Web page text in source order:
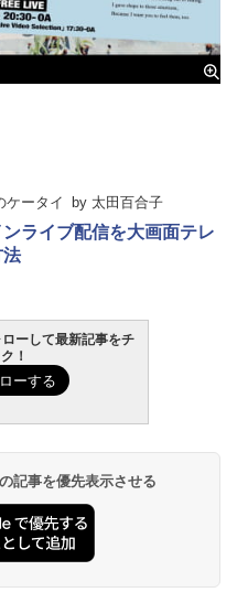
ケータイ by 太田百合子
ライブ配信を大画面テレ
法
ーして最新記事をチ
！
記事を優先表示させる